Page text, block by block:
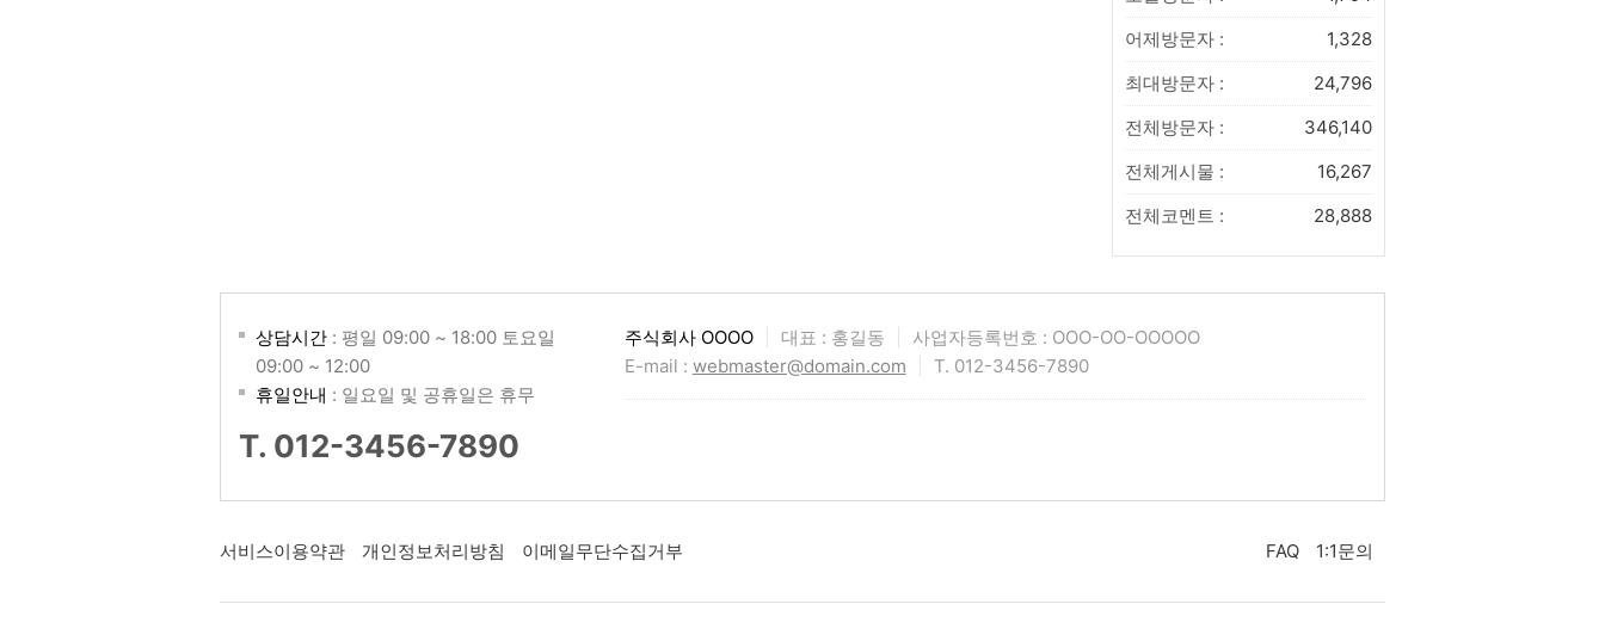
어제방문자 :
1,328
최대방문자 :
24,796
전체방문자 :
346,140
전체게시물 :
16,267
전체코멘트 :
28,888
상담시간 : 평일 09:00 ~ 18:00 토요일
09:00 ~ 12:00
휴일안내 : 일요일 및 공휴일은 휴무
T. 012-3456-7890
주식회사 OOOO 대표 : 홍길동
사업자등록번호 : OOO-OO-OOOOO
E-mail : webmaster@domain.com T. 012-3456-7890
서비스이용약관 개인정보처리방침 이메일무단수집거부 FAQ 1:1문의